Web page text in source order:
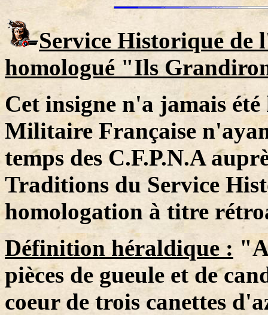
Service Historique de
homologué "Ils
Cet insigne n'a jamais
Militaire Française
temps des C.F.P.N.A
Traditions du Service
homologation à titre
Définition héraldique :
pièces de gueule et de
coeur de trois canettes